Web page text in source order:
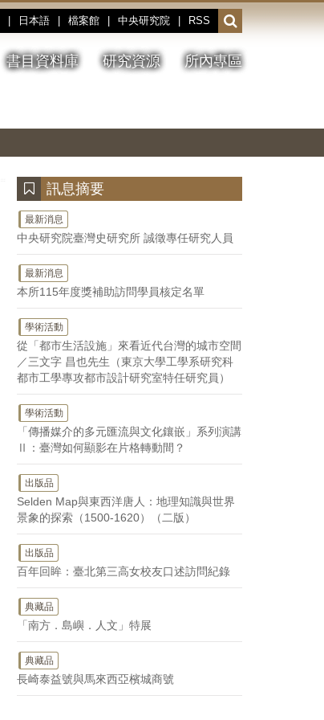
日本語 檔案館 中央研究院 RSS
開
啟
或
收
書目資料庫 研究資源 所內專區
停、
圖
圖
結
訊息摘要
最新消息
中央研究院臺灣史研究所 誠徵專任研究人員
最新消息
本所115年度獎補助訪問學員核定名單
學術活動
從「都市生活設施」來看近代台灣的城市空間
／三文字 昌也先生（東京大學工學系研究科
都市工學專攻都市設計研究室特任研究員）
學術活動
「傳播媒介的多元匯流與文化鑲嵌」系列演講
Ⅱ：臺灣如何顯影在片格轉動間？
出版品
Selden Map與東西洋唐人：地理知識與世界
景象的探索（1500-1620）（二版）
出版品
百年回眸：臺北第三高女校友口述訪問紀錄
典藏品
「南方．島嶼．人文」特展
典藏品
長崎泰益號與馬來西亞檳城商號